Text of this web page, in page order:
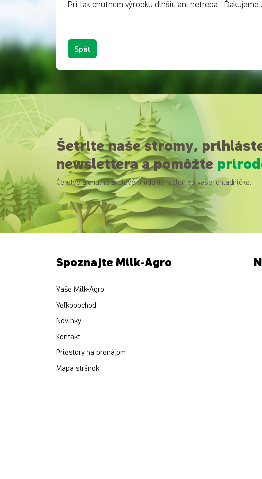
Pri tak chutnom výrobku dlhšiu ani netreba… Ďakujeme
Späť
Šetrite naše stromy,
newslettera a pomôžte
Čerstvé a chutné akciové produkty nielen vo vašej chladničke.
Spoznajte Milk-Agro
Vaše Milk-Agro
Veľkoobchod
Novinky
Kontakt
Priestory na prenájom
Mapa stránok